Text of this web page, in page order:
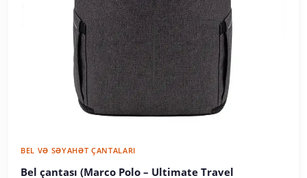
BEL VƏ SƏYAHƏT ÇANTALARI
Bel çantası (Marco Polo – Ultimate Travel